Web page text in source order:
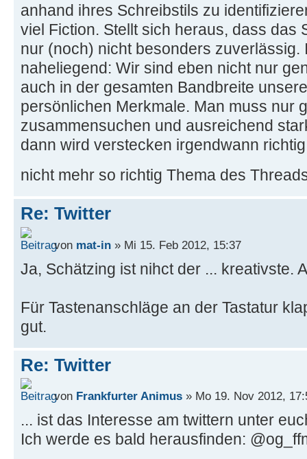
anhand ihres Schreibstils zu
viel Fiction. Stellt sich heraus, dass das
nur (noch) nicht besonders zuverlässig.
naheliegend: Wir sind eben nicht nur
auch in der gesamten Bandbreite
persönlichen Merkmale. Man muss nur
zusammensuchen und ausreichend
dann wird verstecken irgendwann
nicht mehr so richtig Thema des
Re: Twitter
von mat-in » Mi 15. Feb 2012, 15:37
Ja, Schätzing ist nihct der ... kreativste.
Für Tastenanschläge an der Tastatur
gut.
Re: Twitter
von Frankfurter Animus » Mo 19. Nov 2012,
... ist das Interesse am twittern unter
Ich werde es bald herausfinden: